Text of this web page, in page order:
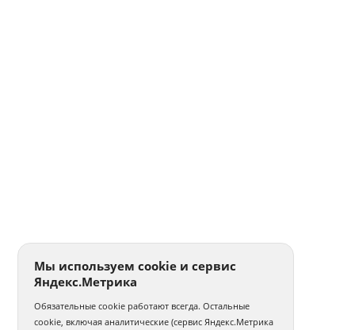
Мы используем cookie и сервис
Яндекс.Метрика
Обязательные cookie работают всегда. Остальные
cookie, включая аналитические (сервис Яндекс.Метрика